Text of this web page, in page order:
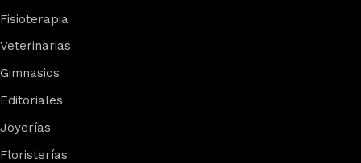
Fisioterapia
Veterinarias
Gimnasios
Editoriales
Joyerías
Floristerías